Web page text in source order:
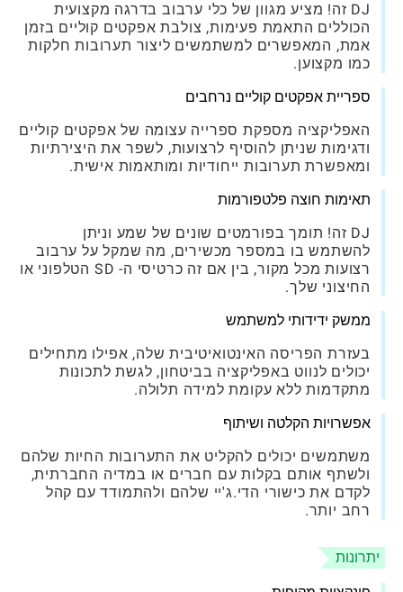
DJ זה! מציע מגוון של כלי ערבוב בדרגה מקצועית
הכוללים התאמת פעימות, צולבת אפקטים קוליים בזמן
אמת, המאפשרים למשתמשים ליצור תערובות חלקות
כמו מקצוען.
ספריית אפקטים קוליים נרחבים
האפליקציה מספקת ספרייה עצומה של אפקטים קוליים
ודגימות שניתן להוסיף לרצועות, לשפר את היצירתיות
ומאפשרת תערובות ייחודיות ומותאמות אישית.
תאימות חוצה פלטפורמות
DJ זה! תומך בפורמטים שונים של שמע וניתן
להשתמש בו במספר מכשירים, מה שמקל על ערבוב
רצועות מכל מקור, בין אם זה כרטיסי ה- SD הטלפוני או
החיצוני שלך.
ממשק ידידותי למשתמש
בעזרת הפריסה האינטואיטיבית שלה, אפילו מתחילים
יכולים לנווט באפליקציה בביטחון, לגשת לתכונות
מתקדמות ללא עקומת למידה תלולה.
אפשרויות הקלטה ושיתוף
משתמשים יכולים להקליט את התערובות החיות שלהם
ולשתף אותם בקלות עם חברים או במדיה החברתית,
לקדם את כישורי הדי.ג'יי שלהם ולהתמודד עם קהל
רחב יותר.
יתרונות